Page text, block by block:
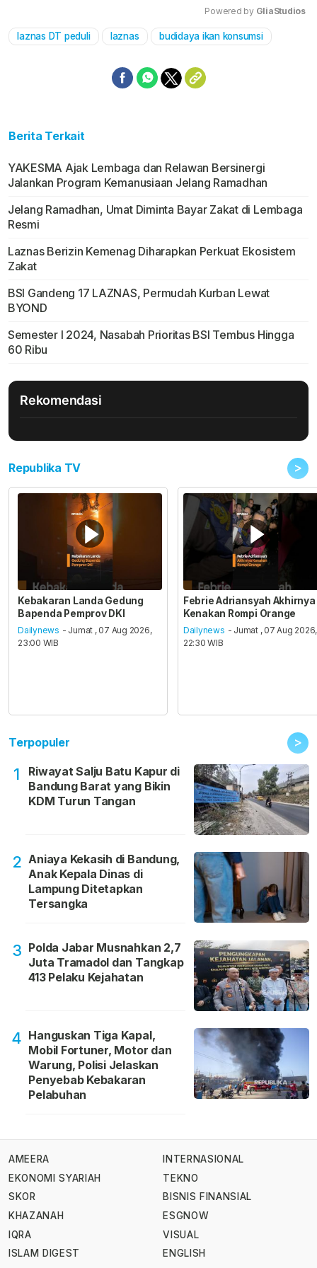
Mute
Powered by GliaStudios
laznas DT peduli laznas budidaya ikan konsumsi
Berita Terkait
YAKESMA Ajak Lembaga dan Relawan Bersinergi
Jalankan Program Kemanusiaan Jelang Ramadhan
Jelang Ramadhan, Umat Diminta Bayar Zakat di Lembaga
Resmi
Laznas Berizin Kemenag Diharapkan Perkuat Ekosistem
Zakat
BSI Gandeng 17 LAZNAS, Permudah Kurban Lewat
BYOND
Semester I 2024, Nasabah Prioritas BSI Tembus Hingga
60 Ribu
Rekomendasi
Republika TV >
Kebakaran Landa Gedung
Bapenda Pemprov DKI
Dailynews - Jumat , 07 Aug 2026,
23:00 WIB
Febrie Adriansyah Akhirnya
Kenakan Rompi Orange
Dailynews - Jumat , 07 Aug 2026,
22:30 WIB
Terpopuler >
1
Riwayat Salju Batu Kapur di
Bandung Barat yang Bikin
KDM Turun Tangan
2 Aniaya Kekasih di Bandung,
Anak Kepala Dinas di
Lampung Ditetapkan
Tersangka
3 Polda Jabar Musnahkan 2,7
Juta Tramadol dan Tangkap
413 Pelaku Kejahatan
4 Hanguskan Tiga Kapal,
Mobil Fortuner, Motor dan
Warung, Polisi Jelaskan
Penyebab Kebakaran
Pelabuhan
AMEERA
EKONOMI SYARIAH
SKOR
KHAZANAH
IQRA
ISLAM DIGEST
INTERNASIONAL
TEKNO
BISNIS FINANSIAL
ESGNOW
VISUAL
ENGLISH